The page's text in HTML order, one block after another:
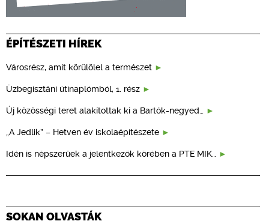
ÉPÍTÉSZETI HÍREK
Városrész, amit körülölel a természet
Üzbegisztáni útinaplómból, 1. rész
Új közösségi teret alakítottak ki a Bartók-negyed…
„A Jedlik” – Hetven év iskolaépítészete
Idén is népszerűek a jelentkezők körében a PTE MIK…
SOKAN OLVASTÁK